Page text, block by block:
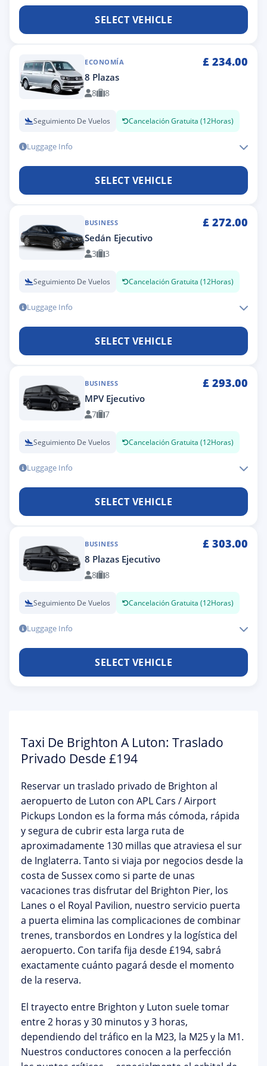
SELECT VEHICLE
ECONOMÍA £ 234.00
8 Plazas
8 8
Seguimiento De Vuelos Cancelación Gratuita (12Horas)
Luggage Info
SELECT VEHICLE
BUSINESS £ 272.00
Sedán Ejecutivo
3 3
Seguimiento De Vuelos Cancelación Gratuita (12Horas)
Luggage Info
SELECT VEHICLE
BUSINESS £ 293.00
MPV Ejecutivo
7 7
Seguimiento De Vuelos Cancelación Gratuita (12Horas)
Luggage Info
SELECT VEHICLE
BUSINESS £ 303.00
8 Plazas Ejecutivo
8 8
Seguimiento De Vuelos Cancelación Gratuita (12Horas)
Luggage Info
SELECT VEHICLE
Taxi De Brighton A Luton: Traslado
Privado Desde £194
Reservar un traslado privado de Brighton al
aeropuerto de Luton con APL Cars / Airport
Pickups London es la forma más cómoda, rápida
y segura de cubrir esta larga ruta de
aproximadamente 130 millas que atraviesa el sur
de Inglaterra. Tanto si viaja por negocios desde la
costa de Sussex como si parte de unas
vacaciones tras disfrutar del Brighton Pier, los
Lanes o el Royal Pavilion, nuestro servicio puerta
a puerta elimina las complicaciones de combinar
trenes, transbordos en Londres y la logística del
aeropuerto. Con tarifa fija desde £194, sabrá
exactamente cuánto pagará desde el momento
de la reserva.
El trayecto entre Brighton y Luton suele tomar
entre2 horas y 30 minutos y 3 horas,
dependiendo del tráfico en la M23, la M25 y la M1.
Nuestros conductores conocen a la perfección